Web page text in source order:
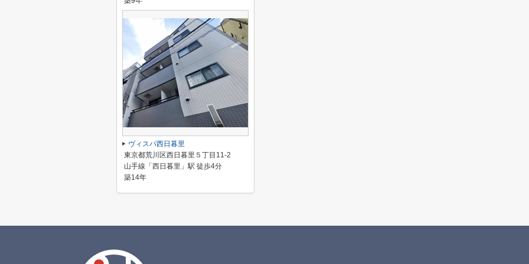
ヴィスパ西日暮里
東京都荒川区西日暮里５丁目11-2
山手線「西日暮里」駅 徒歩4分
築14年